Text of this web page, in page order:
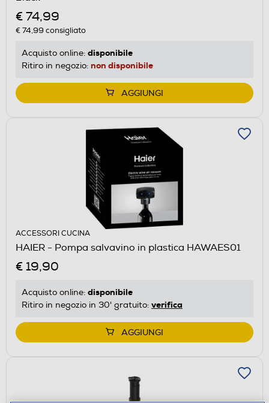
€ 74,99
€ 74,99 consigliato
Acquisto online: disponibile
Ritiro in negozio: non disponibile
AGGIUNGI
ACCESSORI CUCINA
HAIER - Pompa salvavino in plastica HAWAES01
€ 19,90
Acquisto online: disponibile
Ritiro in negozio in 30' gratuito: verifica
AGGIUNGI